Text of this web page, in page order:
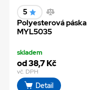
5
Polyesterová páska
MYL5035
skladem
od 38,7 Kč
vč. DPH
Detail